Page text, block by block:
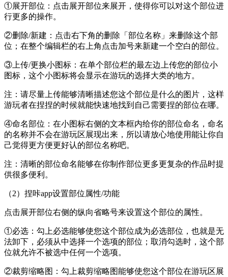
①展开部位：点击展开部位来展开，使得你可以对这个部位进
行更多的操作。
②删除/新建：点击右下角的删除「部位名称」来删除这个部
位；在整个编辑栏的右上角点击加号来新建一个空白的部位。
③上传/更换小图标：在单个部位栏的最左边上传您的部位小
图标，这个小图标将会显示在游玩的选择大类的地方。
注：请尽量上传能够清晰描述您这个部位是什么的图片，这样
游玩者在捏捏的时候就能快速地找到自己需要捏的部位在哪。
④命名部位：在小图标右侧的文本框内给你的部位命名，命名
的名称并不会在游玩区展现出来，所以请放心地使用能让你自
己觉得更方便更好认的部位名称吧。
注：清晰的部位命名能够在你制作部位更多更复杂的作品时提
供很多便利。
（2）捏咔app设置部位属性/功能
点击展开部位右侧的纵向省略号来设置这个部位的属性。
①必选：勾上必选能够使您这个部位成为必选部位，也就是无
法卸下，必须从中选择一个选项的部位；取消勾选时，这个部
位就允许不被选中任何一个选项。
②裁剪缩略图：勾上裁剪缩略图能够使您这个部位在游玩区展